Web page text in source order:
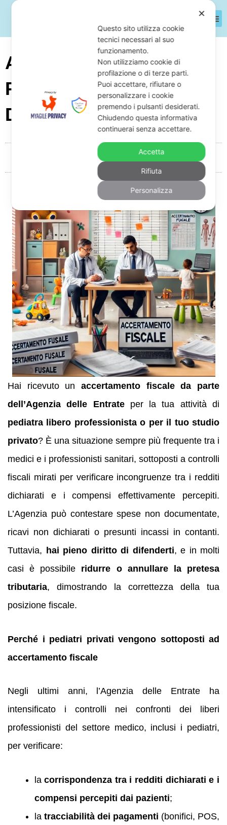
Accertamento Fiscale A
Pediatri Privati: Come
Difendersi
Giuseppe Monardo 05:11
Hai ricevuto un accertamento fiscale da parte
dell’Agenzia delle Entrateper la tua attività di
pediatra libero professionista o per il tuo studio
privato? È una situazione sempre più frequente tra i
medici e i professionisti sanitari, sottoposti a controlli
fiscali mirati per verificare incongruenze tra i redditi
dichiarati e i compensi effettivamente percepiti.
L’Agenzia può contestare spese non documentate,
ricavi non dichiarati o presunti incassi in contanti.
Tuttavia, hai pieno diritto di difenderti, e in molti
casi è possibile ridurre o annullare la pretesa
tributaria, dimostrando la correttezza della tua
posizione fiscale.
Perché i pediatri privati vengono sottoposti ad
accertamento fiscale
Negli ultimi anni, l’Agenzia delle Entrate ha
intensificato i controlli nei confronti dei liberi
professionisti del settore medico, inclusi i pediatri,
per verificare:
lacorrispondenza tra i redditi dichiarati e i
compensi percepiti dai pazienti;
la tracciabilità dei pagamenti (bonifici, POS,
✕
Questo sito utilizza cookie
tecnici necessari al suo
funzionamento.
Non utilizziamo cookie di
profilazione o di terze parti.
Puoi accettare, rifiutare o
personalizzare i cookie
premendo i pulsanti desiderati.
Chiudendo questa informativa
continuerai senza accettare.
Accetta
Rifiuta
Personalizza